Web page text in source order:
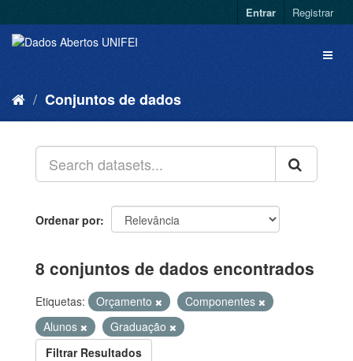
Entrar Registrar
Conjuntos de dados
Ordenar por
8 conjuntos de dados encontrados
Etiquetas: Orçamento
Componentes
Alunos
Graduação
Filtrar Resultados